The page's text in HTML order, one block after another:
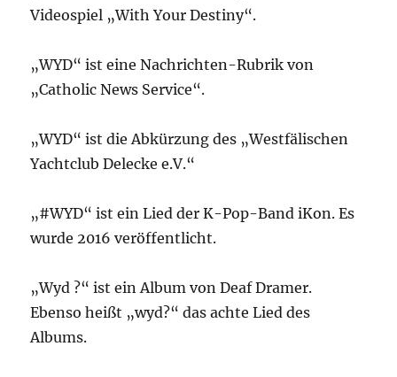
Videospiel „With Your Destiny“.
„WYD“ ist eine Nachrichten-Rubrik von
„Catholic News Service“.
„WYD“ ist die Abkürzung des „Westfälischen
Yachtclub Delecke e.V.“
„#WYD“ ist ein Lied der K-Pop-Band iKon. Es
wurde 2016 veröffentlicht.
„Wyd ?“ ist ein Album von Deaf Dramer.
Ebenso heißt „wyd?“ das achte Lied des
Albums.